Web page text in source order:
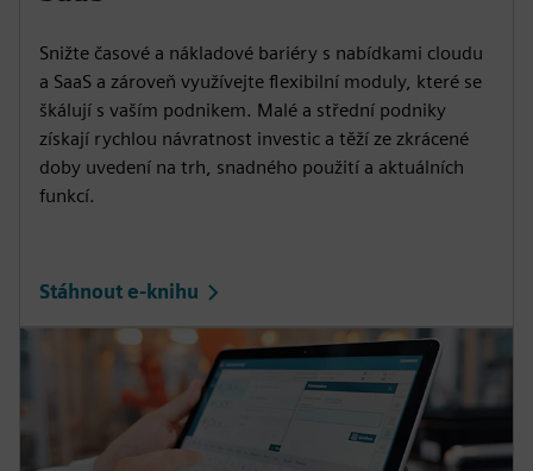
Snižte časové a nákladové bariéry s nabídkami cloudu
a SaaS a zároveň využívejte flexibilní moduly, které se
škálují s vaším podnikem. Malé a střední podniky
získají rychlou návratnost investic a těží ze zkrácené
doby uvedení na trh, snadného použití a aktuálních
funkcí.
Stáhnout e-knihu